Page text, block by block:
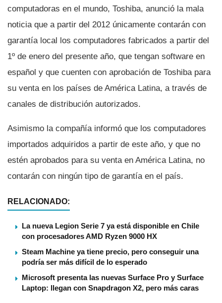
computadoras en el mundo, Toshiba, anunció la mala
noticia que a partir del 2012 únicamente contarán con
garantí­a local los computadores fabricados a partir del
1º de enero del presente año, que tengan software en
español y que cuenten con aprobación de Toshiba para
su venta en los paí­ses de América Latina, a través de
canales de distribución autorizados.
Asimismo la compañí­a informó que los computadores
importados adquiridos a partir de este año, y que no
estén aprobados para su venta en América Latina, no
contarán con ningún tipo de garantí­a en el paí­s.
RELACIONADO:
La nueva Legion Serie 7 ya está disponible en Chile
con procesadores AMD Ryzen 9000 HX
Steam Machine ya tiene precio, pero conseguir una
podría ser más difícil de lo esperado
Microsoft presenta las nuevas Surface Pro y Surface
Laptop: llegan con Snapdragon X2, pero más caras